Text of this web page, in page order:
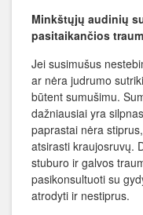
Minkštųjų audinių
pasitaikančios
Jei susimušus
ar nėra judrumo
būtent sumušimu.
dažniausiai yra
paprastai nėra
atsirasti kraujosruvų.
stuburo ir galvos
pasikonsultuoti su
atrodyti ir nestiprus.